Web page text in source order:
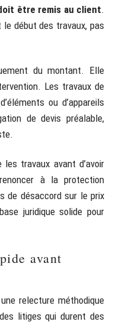
être remis au client.
début des travaux, pas
du montant. Elle
Les travaux de
ou d’appareils
de devis préalable,
travaux avant d’avoir
à la protection
de désaccord sur le prix
juridique solide pour
avant
relecture méthodique
litiges qui durent des